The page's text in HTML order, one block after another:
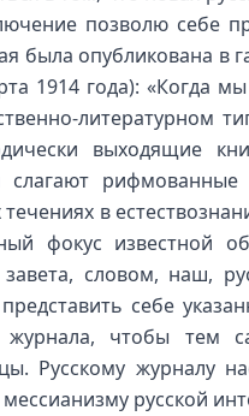
позволю себе
была опубликована в
1914 года): «Когда
литературном
выходящие
слагают рифмованные
течениях в
фокус известной
завета, словом, наш,
представить себе
журнала, чтобы тем
Русскому журналу
русской